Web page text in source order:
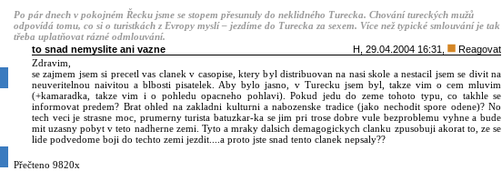
Po pár dnech v pokojném Řecku jsme se stopem přesunuly do neklidného Turecka. Chování tureckých mužů
odpovídá tomu, co si o turistkách z Evropy myslí – jezdíme do Turecka za sexem. Více než typické smlouvání je tak
třeba uplatňovat rázné odmlouvání.
to snad nemyslite ani vazne
H , 29.04.2004 16:31,
Reagovat
Zdravim,
se zajmem jsem si precetl vas clanek v casopise, ktery byl distribuovan na nasi skole a nestacil jsem se divit na
neuveritelnou naivitou a blbosti pisatelek. Aby bylo jasno, v Turecku jsem byl, takze vim o cem mluvim
(+kamaradka, takze vim i o pohledu opacneho pohlavi). Pokud jedu do zeme tohoto typu, co takhle se
informovat predem? Brat ohled na zakladni kulturni a nabozenske tradice (jako nechodit spore odene)? No
tech veci je strasne moc, prumerny turista batuzkar-ka se jim pri trose dobre vule bezproblemu vyhne a bude
mit uzasny pobyt v teto nadherne zemi. Tyto a mraky dalsich demagogickych clanku zpusobuji akorat to, ze se
lide podvedome boji do techto zemi jezdit....a proto jste snad tento clanek nepsaly??
Přečteno 9820x